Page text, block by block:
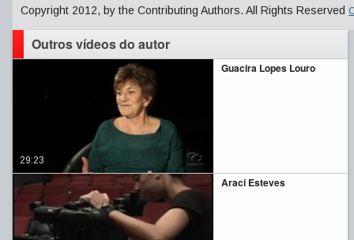
Copyright 2012, by the Contributing Authors. All Rights Reserved
Outros vídeos do autor
Guacira Lopes Louro
29:23
Araci Esteves